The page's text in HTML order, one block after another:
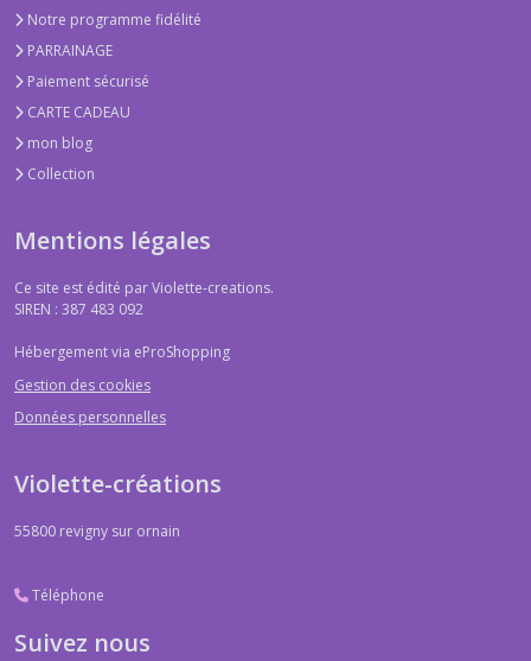
Notre programme fidélité
PARRAINAGE
Paiement sécurisé
CARTE CADEAU
mon blog
Collection
Mentions légales
Ce site est édité par Violette-creations.
SIREN : 387 483 092
Hébergement via eProShopping
Gestion des cookies
Données personnelles
Violette-créations
55800 revigny sur ornain
Téléphone
Suivez nous